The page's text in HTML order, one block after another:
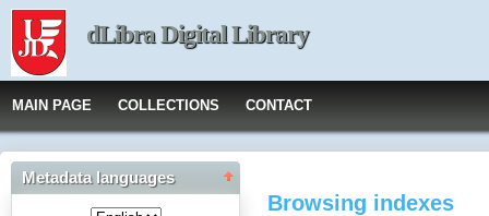
dLibra Digital Library
MAIN PAGE COLLECTIONS CONTACT
Metadata languages
Browsing indexes